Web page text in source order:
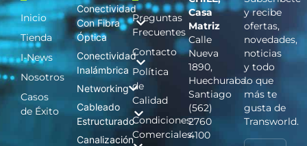
Inicio
Tienda
I-News
Nosotros
Casos
de Éxito
Conectividad
Con Fibra
Óptica
Conectividad
Inalámbrica
Networking
Cableado
Estructurado
Canalización
Preguntas
Frecuentes
Contacto
Política
de
Calidad
Condiciones
Comerciales
Casa
Matriz
Calle
Nueva
1890,
Huechuraba.
Santiago
(562)
2760
4100
y recibe
ofertas,
novedades,
noticias
y todo
lo que
más te
gusta de
Transworld.